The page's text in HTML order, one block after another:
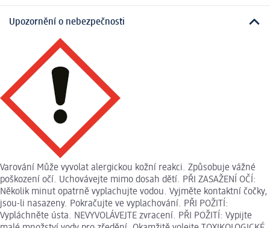
Upozornění o nebezpečnosti
Varování Může vyvolat alergickou kožní reakci. Způsobuje vážné
poškození očí. Uchovávejte mimo dosah dětí. PŘI ZASAŽENÍ OČÍ:
Několik minut opatrně vyplachujte vodou. Vyjměte kontaktní čočky,
jsou-li nasazeny. Pokračujte ve vyplachování. PŘI POŽITÍ:
Vypláchněte ústa. NEVYVOLÁVEJTE zvracení. PŘI POŽITÍ: Vypijte